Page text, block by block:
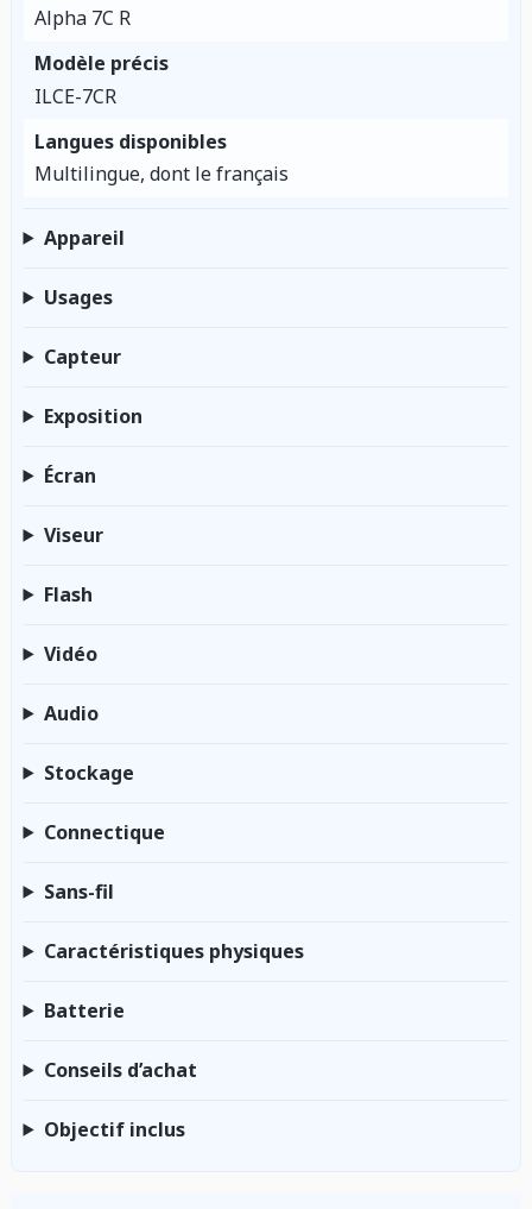
Alpha 7C R
Modèle précis
ILCE-7CR
Langues disponibles
Multilingue, dont le français
Appareil
Usages
Capteur
Exposition
Écran
Viseur
Flash
Vidéo
Audio
Stockage
Connectique
Sans-fil
Caractéristiques physiques
Batterie
Conseils d’achat
Objectif inclus